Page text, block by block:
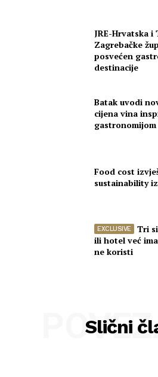
JRE-Hrvatska
Zagrebačke
posvećen
destinacije
Batak uvodi
cijena vina
gastronomijom
Food cost
sustainability
Tri
ili hotel već
ne koristi
Slični